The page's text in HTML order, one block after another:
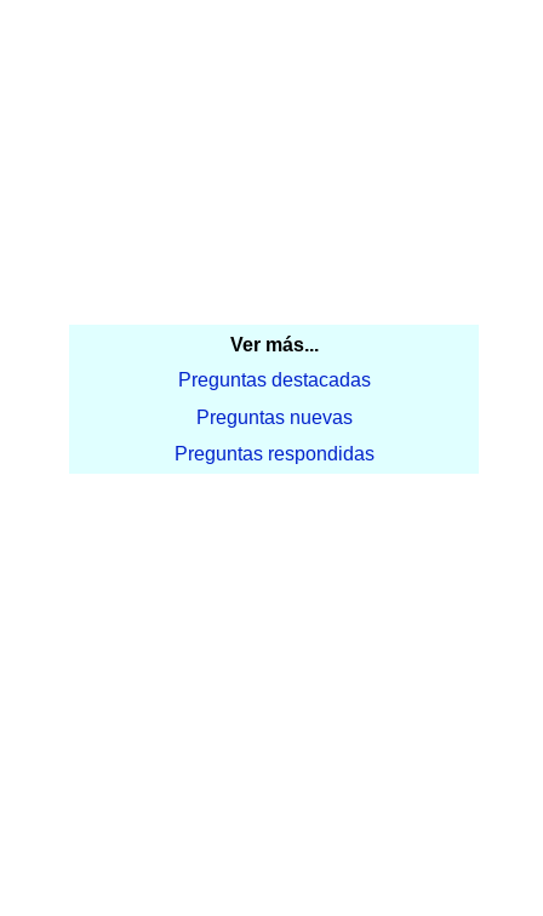
Ver más...
Preguntas destacadas
Preguntas nuevas
Preguntas respondidas